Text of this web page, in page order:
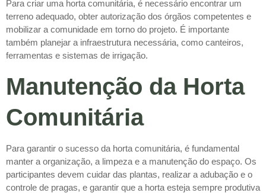
Para criar uma horta comunitária, é necessário encontrar um
terreno adequado, obter autorização dos órgãos competentes e
mobilizar a comunidade em torno do projeto. É importante
também planejar a infraestrutura necessária, como canteiros,
ferramentas e sistemas de irrigação.
Manutenção da Horta
Comunitária
Para garantir o sucesso da horta comunitária, é fundamental
manter a organização, a limpeza e a manutenção do espaço. Os
participantes devem cuidar das plantas, realizar a adubação e o
controle de pragas, e garantir que a horta esteja sempre produtiva